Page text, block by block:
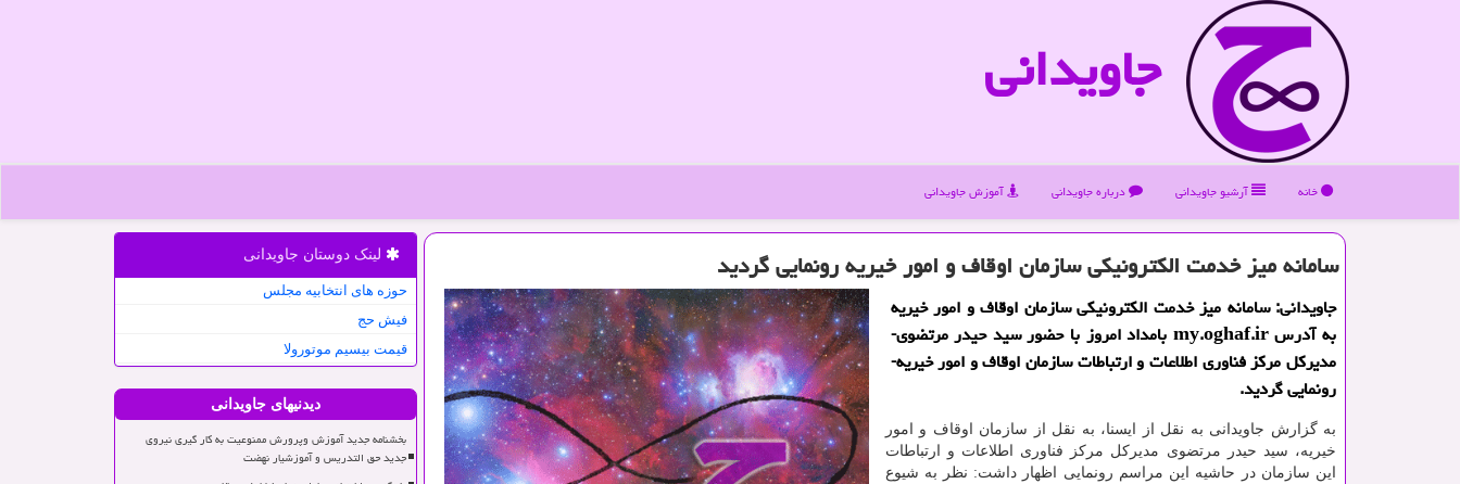
جاویدانی
خانه آرشیو جاویدانی درباره جاویدانی آموزش جاویدانی
سامانه میز خدمت الكترونیكی سازمان اوقاف و امور خیریه رونمایی گردید
جاویدانی: سامانه میز خدمت الكترونیكی سازمان اوقاف و امور خیریه
به آدرس my.oghaf.ir بامداد امروز با حضور سید حیدر مرتضوی-
مدیركل مركز فناوری اطلاعات و ارتباطات سازمان اوقاف و امور خیریه-
رونمایی گردید.
به گزارش جاویدانی به نقل از ایسنا، به نقل از سازمان اوقاف و امور
خیریه، سید حیدر مرتضوی مدیركل مركز فناوری اطلاعات و ارتباطات
این سازمان در حاشیه این مراسم رونمایی اظهار داشت: نظر به شیوع
لینک دوستان جاویدانی
حوزه های انتخابیه مجلس
فیش حج
قیمت بیسیم موتورولا
دیدنیهای جاویدانی
بخشنامه جدید آموزش وپرورش ممنوعیت به کار گیری نیروی
جدید حق التدریس و آموزشیار نهضت